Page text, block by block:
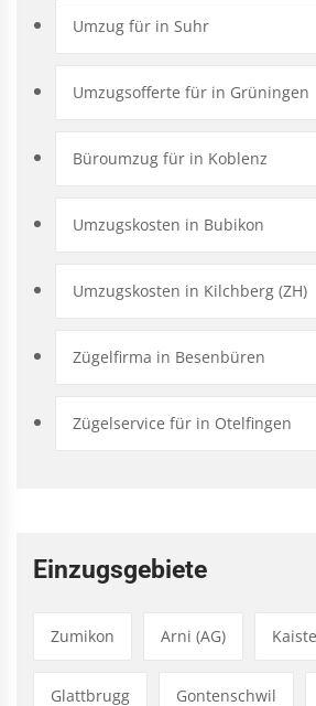
Umzug für in Suhr
Umzugsofferte für in Grüningen
Büroumzug für in Koblenz
Umzugskosten in Bubikon
Umzugskosten in Kilchberg (ZH)
Zügelfirma in Besenbüren
Zügelservice für in Otelfingen
Einzugsgebiete
Zumikon Arni (AG)
Glattbrugg Gontenschwil